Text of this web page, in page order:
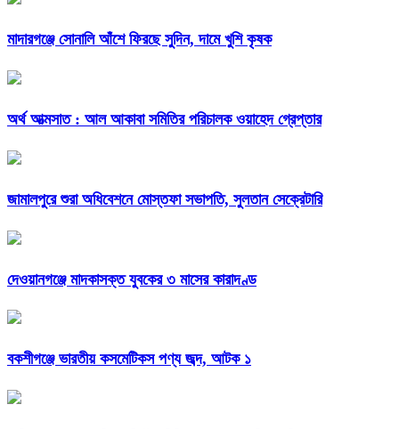
মাদারগঞ্জে সোনালি আঁশে ফিরছে সুদিন, দামে খুশি কৃষক
অর্থ আত্মসাত : আল আকাবা সমিতির পরিচালক ওয়াহেদ গ্রেপ্তার
জামালপুরে শুরা অধিবেশনে মোস্তফা সভাপতি, সুলতান সেক্রেটারি
দেওয়ানগঞ্জে মাদকাসক্ত যুবকের ৩ মাসের কারাদণ্ড
বকশীগঞ্জে ভারতীয় কসমেটিকস পণ্য জব্দ, আটক ১